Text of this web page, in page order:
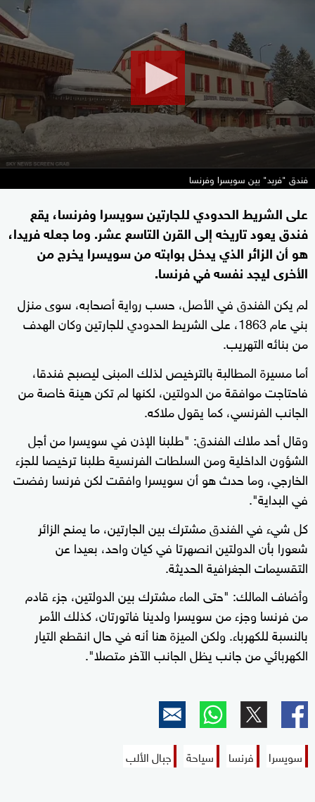
seconds
of
1
minute,
37
seconds
فندق "فريد" بين سويسرا وفرنسا
على الشريط الحدودي للجارتين سويسرا وفرنسا، يقع
فندق يعود تاريخه إلى القرن التاسع عشر. وما جعله فريدا،
هو أن الزائر الذي يدخل بوابته من سويسرا يخرج من
الأخرى ليجد نفسه في فرنسا.
لم يكن الفندق في الأصل، حسب رواية أصحابه، سوى منزل
بني عام 1863، على الشريط الحدودي للجارتين وكان الهدف
من بنائه التهريب.
أما مسيرة المطالبة بالترخيص لذلك المبنى ليصبح فندقا،
فاحتاجت موافقة من الدولتين، لكنها لم تكن هينة خاصة من
الجانب الفرنسي، كما يقول ملاكه.
وقال أحد ملاك الفندق: "طلبنا الإذن في سويسرا من أجل
الشؤون الداخلية ومن السلطات الفرنسية طلبنا ترخيصا للجزء
الخارجي، وما حدث هو أن سويسرا وافقت لكن فرنسا رفضت
في البداية".
كل شيء في الفندق مشترك بين الجارتين، ما يمنح الزائر
شعورا بأن الدولتين انصهرتا في كيان واحد، بعيدا عن
التقسيمات الجغرافية الحديثة.
وأضاف المالك: "حتى الماء مشترك بين الدولتين، جزء قادم
من فرنسا وجزء من سويسرا ولدينا فاتورتان، كذلك الأمر
بالنسبة للكهرباء. ولكن الميزة هنا أنه في حال انقطع التيار
الكهربائي من جانب يظل الجانب الآخر متصلا".
سويسرا فرنسا سياحة جبال الألب